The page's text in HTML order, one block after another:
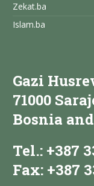
Zekat.ba
Islam.ba
Gazi
71000
Bosnia
Tel.: +387
Fax: +387